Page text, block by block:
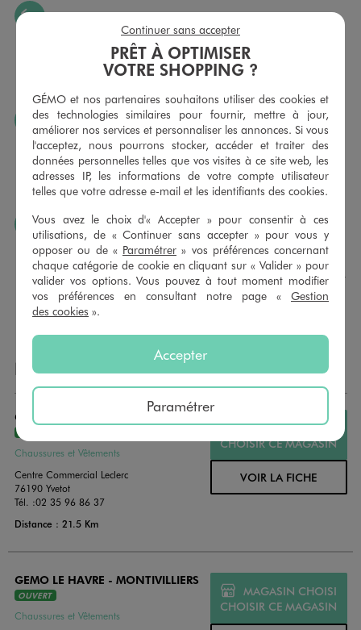
JE PEUX CHANGER D’AVIS
Nous échangeons et vous proposons un avoir ou un
remboursement pour tout article non porté, non retouché,
sous 30 jours, sur simple présentation du ticket de caisse,
JE PEUX FAIRE RETOUCHER MES ARTICLES
Ourlets, ceintures… vous avez la possibilité de faire
retoucher vos articles textiles dans nos magasins. Les tarifs
sont à votre disposition sur simple demande. Voir
conditions en magasins.
J’AIME FAIRE PLAISIR
Nous vous proposons des cartes cadeaux GÉMO d’un
montant au choix entre 10€ et 150€. Les cartes cadeau
GÉMO sont valables 1 an, utilisables en plusieurs fois, pour
payer vos achats en magasin. Offrez vos cartes cadeau
dans de jolies enveloppes pour toutes les occasions.
NOS AUTRES MAGASINS
GEMO YVETOT
OUVERT
Chaussures et Vêtements
Centre Commercial Leclerc
76190 Yvetot
Tél. :02 35 96 86 37
Distance : 21.5 Km
MAGASIN CHOISI
CHOISIR CE MAGASIN
VOIR LA FICHE
GEMO LE HAVRE - MONTIVILLIERS
OUVERT
Chaussures et Vêtements
MAGASIN CHOISI
CHOISIR CE MAGASIN
PRÊT À OPTIMISER
VOTRE SHOPPING ?
GÉMO et nos partenaires souhaitons utiliser des cookies et
des technologies similaires pour fournir, mettre à jour,
améliorer nos services et personnaliser les annonces. Si vous
l'acceptez, nous pourrons stocker, accéder et traiter des
données personnelles telles que vos visites à ce site web, les
adresses IP, les informations de votre compte utilisateur
telles que votre adresse e-mail et les identifiants des cookies.
Vous avez le choix d'« Accepter » pour consentir à ces
utilisations, de « Continuer sans accepter » pour vous y
opposer ou de « Paramétrer » vos préférences concernant
chaque catégorie de cookie en cliquant sur « Valider » pour
valider vos options. Vous pouvez à tout moment modifier
vos préférences en consultant notre page « Gestion
des cookies ».
Accepter
Paramétrer
Continuer sans accepter